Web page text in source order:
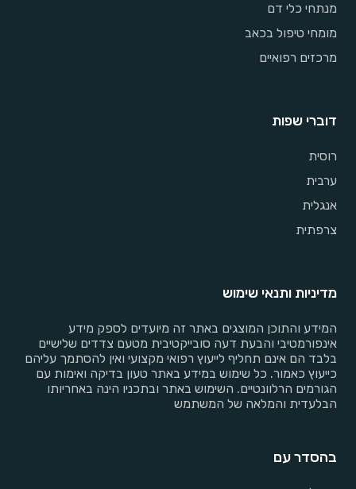
מנתחי כלי דם
מומחי טיפול בכאב
מרכזים רפואיים
דוברי שפות
רוסית
ערבית
אנגלית
צרפתית
מדיניות ותנאי שימוש
המידע והתוכן המוצגים באתר זה מיועדים לספק מידע
אינפורמטיבי והבעת דעה סובייקטיבית מטעם צדדים שלישיים
בלבד הם אינם תחליף לייעוץ רפואי מקצועי ואין להסתמך עליהם
כייעוץ כאמור. כל שימוש במידע באתר טעון בדיקה ואימות עם
הגורמים הרלוונטיים. השימוש באתר ובתכניו הינה באחריותו
הבלעדית והמלאה של המשתמש
בהסדר עם